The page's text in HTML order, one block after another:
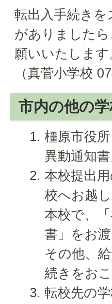
転出入手続き
がありました
願いいたします
（真菅小学校
市内の他の
橿原市役
異動通知
本校提出
校へお越
本校で、
書」をお渡
その他、
続きをお
転校先の